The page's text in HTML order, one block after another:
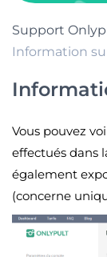
Support
Information
Vous pouvez
effectués dans
également
(concerne